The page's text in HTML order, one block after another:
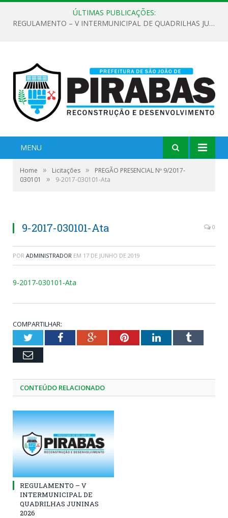
ÚLTIMAS PUBLICAÇÕES:
REGULAMENTO – V INTERMUNICIPAL DE QUADRILHAS JUNINAS 2026
MENU
Home » Licitações »
PREGÃO PRESENCIAL Nº 9/2017-
030101
» 9-2017-030101-Ata
9-2017-030101-Ata 0
POR ADMINISTRADOR EM 17 DE JUNHO DE 2019
9-2017-030101-Ata
COMPARTILHAR:
TwitterFacebookGoogle+PinterestLinkedInTumblr
Email
CONTEÚDO RELACIONADO
REGULAMENTO – V
INTERMUNICIPAL DE
QUADRILHAS JUNINAS
2026